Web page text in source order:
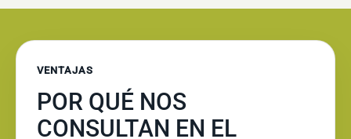
VENTAJAS
POR QUÉ NOS
CONSULTAN EN EL